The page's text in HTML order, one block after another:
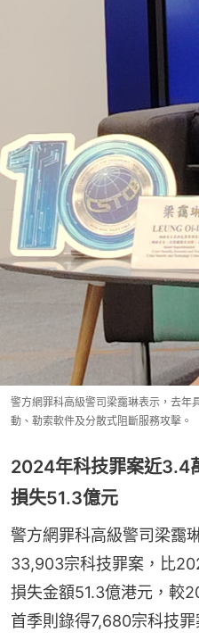
警方網罪科高級警司梁靄琳表示，去年
動、勒索軟件及分散式阻斷服務攻擊。
2024年科技罪案近
損失51.3億元
警方網罪科高級警司梁靄
33,903宗科技罪案，比
損失金額51.3億港元，較
首季則錄得7,680宗科技罪